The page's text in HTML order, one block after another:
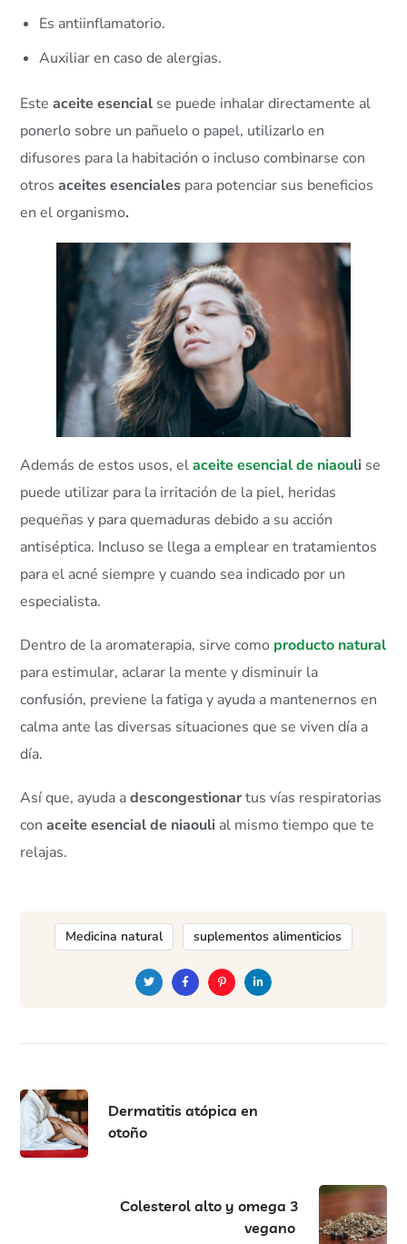
Es antiinflamatorio.
Auxiliar en caso de alergias.
Esteaceite esencial se puede inhalar directamente al
ponerlo sobre un pañuelo o papel, utilizarlo en
difusores para la habitación o incluso combinarse con
otrosaceites esenciales para potenciar sus beneficios
en el organismo.
Además de estos usos, elaceite esencial de niaouli se
puede utilizar para la irritación de la piel, heridas
pequeñas y para quemaduras debido a su acción
antiséptica. Incluso se llega a emplear en tratamientos
para el acné siempre y cuando sea indicado por un
especialista.
Dentro de la aromaterapia, sirve como producto natural
para estimular, aclarar la mente y disminuir la
confusión, previene la fatiga y ayuda a mantenernos en
calma ante las diversas situaciones que se viven día a
día.
Así que, ayuda adescongestionartus vías respiratorias
conaceite esencial de niaouli al mismo tiempo que te
relajas.
Medicina natural suplementos alimenticios
Dermatitis atópica en
otoño
Colesterol alto y omega 3
vegano